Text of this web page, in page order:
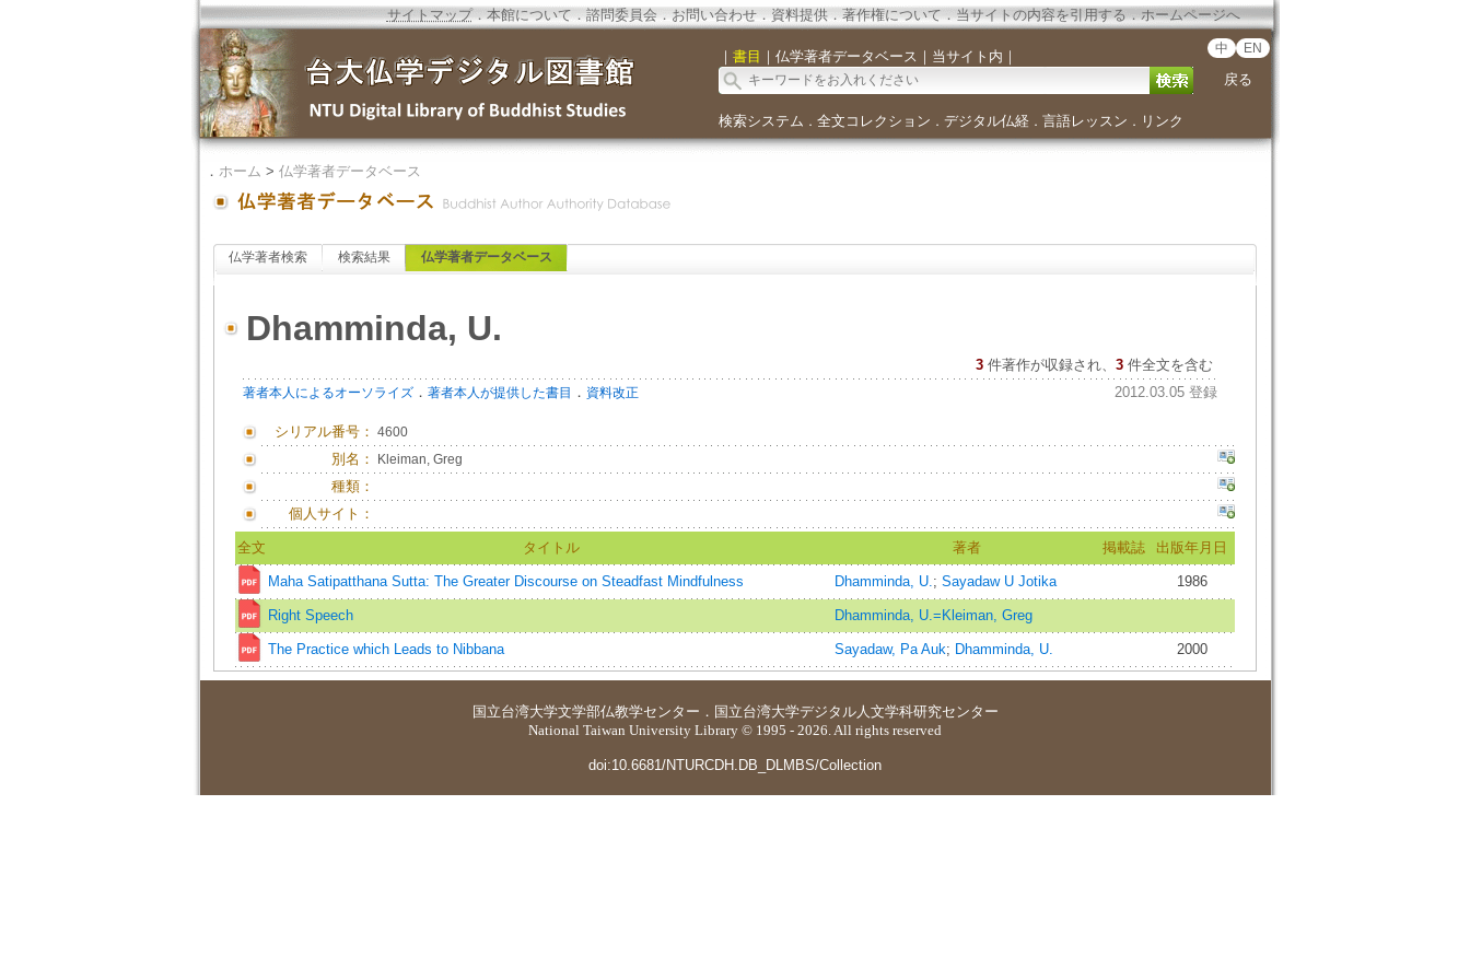
サイトマップ．本館について．諮問委員会． お問い合わせ． 資料提供．著作権について．当サイトの内容を引用する．ホームページへ
｜ 書目 ｜ 仏学著者データベース ｜ 当サイト内 ｜ 中 EN
戻る
検索システム ． 全文コレクション ． デジタル仏経． 言語レッスン ． リンク
． ホーム > 仏学著者データベース
仏学著者検索 検索結果 仏学著者データベース
Dhamminda, U.
3 件著作が収録され、 3件全文を含む
著者本人によるオーソライズ． 著者本人が提供した書目 ． 資料改正 2012.03.05 登録
シリアル番号： 4600
別名： Kleiman, Greg
種類：
個人サイト：
全文 タイトル 著者 掲載誌 出版年月日
Maha Satipatthana Sutta: The Greater Discourse on Steadfast Mindfulness Dhamminda, U.; Sayadaw U Jotika 1986
Right Speech Dhamminda, U.=Kleiman, Greg
The Practice which Leads to Nibbana Sayadaw, Pa Auk; Dhamminda, U. 2000
国立台湾大学文学部仏教学センター ． 国立台湾大学デジタル人文学科研究センター
National Taiwan University Library © 1995 - 2026. All rights reserved
doi:10.6681/NTURCDH.DB_DLMBS/Collection